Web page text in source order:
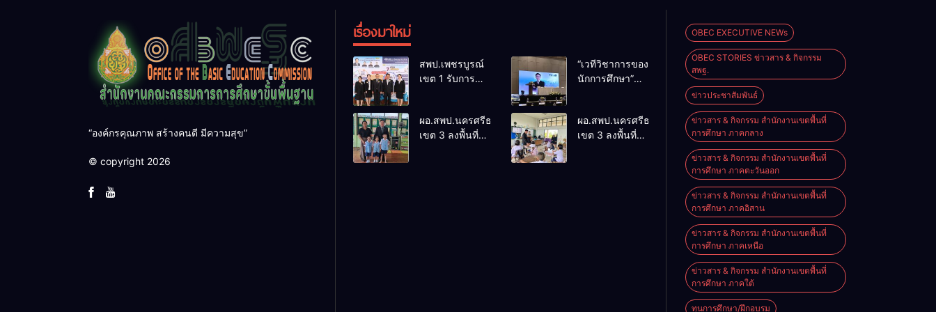
“องค์กรคุณภาพ สร้างคนดี มีความสุข”
© copyright 2026
เรื่องมาใหม่
สพป.เพชรบูรณ์
เขต 1 รับการ
ประจักษ์ คัดเลือก
“ก.ต.ป.น.
“เวทีวิชาการของ
นักการศึกษา”
Thailand
International
ผอ.สพป.นครศรีธรรมราช
เขต 3 ลงพื้นที่
ผอ.สพป.นครศรีธรรมราช
เขต 3 ลงพื้นที่
OBEC EXECUTIVE NEWs
OBEC STORIES ข่าวสาร & กิจกรรม
สพฐ.
ข่าวประชาสัมพันธ์
ข่าวสาร & กิจกรรม สำนักงานเขตพื้นที่
การศึกษา ภาคกลาง
ข่าวสาร & กิจกรรม สำนักงานเขตพื้นที่
การศึกษา ภาคตะวันออก
ข่าวสาร & กิจกรรม สำนักงานเขตพื้นที่
การศึกษา ภาคอิสาน
ข่าวสาร & กิจกรรม สำนักงานเขตพื้นที่
การศึกษา ภาคเหนือ
ข่าวสาร & กิจกรรม สำนักงานเขตพื้นที่
การศึกษา ภาคใต้
ทุนการศึกษา/ฝึกอบรม